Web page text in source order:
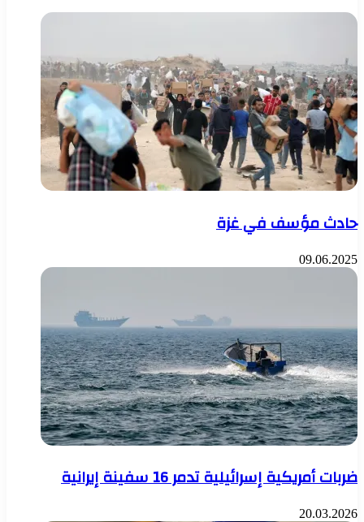
حادث مؤسف في غزة
09.06.2025
ضربات أمريكية إسرائيلية تدمر 16 سفينة إيرانية
20.03.2026